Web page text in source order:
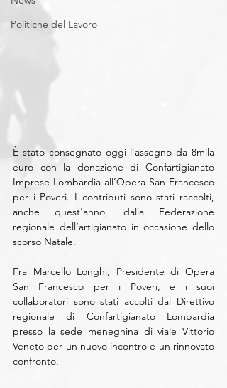
Politiche del Lavoro
È stato consegnato oggi l’assegno da 8mila
euro con la donazione di Confartigianato
Imprese Lombardia all’Opera San Francesco
per i Poveri. I contributi sono stati raccolti,
anche quest’anno, dalla Federazione
regionale dell’artigianato in occasione dello
scorso Natale.
Fra Marcello Longhi, Presidente di Opera
San Francesco per i Poveri, e i suoi
collaboratori sono stati accolti dal Direttivo
regionale di Confartigianato Lombardia
presso la sede meneghina di viale Vittorio
Veneto per un nuovo incontro e un rinnovato
confronto.